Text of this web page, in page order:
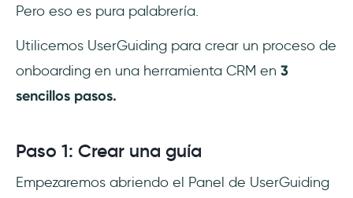
Pero eso es pura palabrería.
Utilicemos UserGuiding para crear un proceso de
onboarding en una herramienta CRM en 3
sencillos pasos.
Paso 1: Crear una guía
Empezaremos abriendo el Panel de UserGuiding